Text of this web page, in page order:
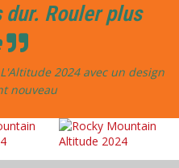
Rouler plus
2024 avec un design
nouveau